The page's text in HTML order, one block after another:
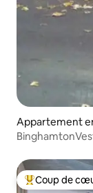
Appartement
Coups de cœur
Coup de